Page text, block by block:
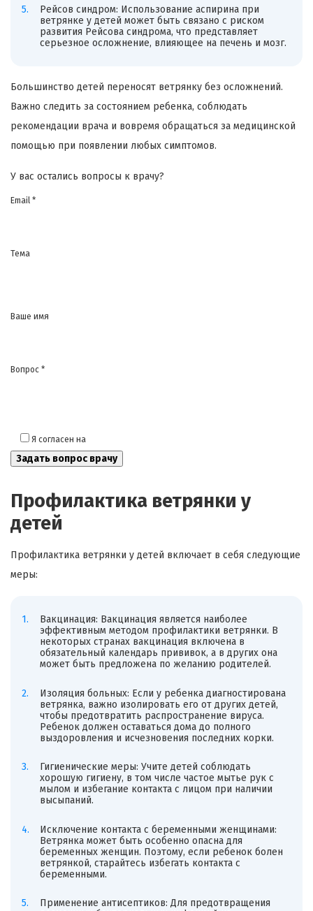
Рейсов синдром: Использование аспирина при
ветрянке у детей может быть связано с риском
развития Рейсова синдрома, что представляет
серьезное осложнение, влияющее на печень и мозг.
Большинство детей переносят ветрянку без осложнений.
Важно следить за состоянием ребенка, соблюдать
рекомендации врача и вовремя обращаться за медицинской
помощью при появлении любых симптомов.
У вас остались вопросы к врачу?
Email *
Тема
Ваше имя
Вопрос *
Я согласен на
Профилактика ветрянки у
детей
Профилактика ветрянки у детей включает в себя следующие
меры:
Вакцинация: Вакцинация является наиболее
эффективным методом профилактики ветрянки. В
некоторых странах вакцинация включена в
обязательный календарь прививок, а в других она
может быть предложена по желанию родителей.
Изоляция больных: Если у ребенка диагностирована
ветрянка, важно изолировать его от других детей,
чтобы предотвратить распространение вируса.
Ребенок должен оставаться дома до полного
выздоровления и исчезновения последних корки.
Гигиенические меры: Учите детей соблюдать
хорошую гигиену, в том числе частое мытье рук с
мылом и избегание контакта с лицом при наличии
высыпаний.
Исключение контакта с беременными женщинами:
Ветрянка может быть особенно опасна для
беременных женщин. Поэтому, если ребенок болен
ветрянкой, старайтесь избегать контакта с
беременными.
Применение антисептиков: Для предотвращения